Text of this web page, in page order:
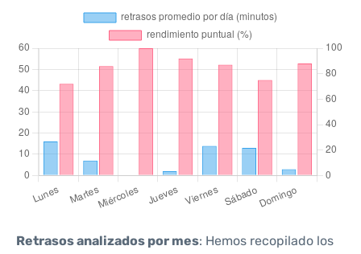
Retrasos analizados por mes: Hemos recopilado los